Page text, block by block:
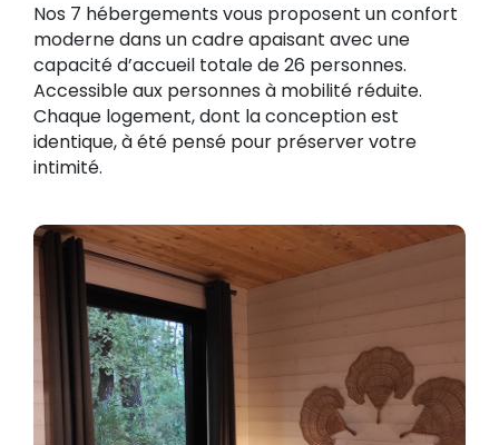
Nos 7 hébergements vous proposent un confort
moderne dans un cadre apaisant avec une
capacité d’accueil totale de 26 personnes.
Accessible aux personnes à mobilité réduite.
Chaque logement, dont la conception est
identique, à été pensé pour préserver votre
intimité.